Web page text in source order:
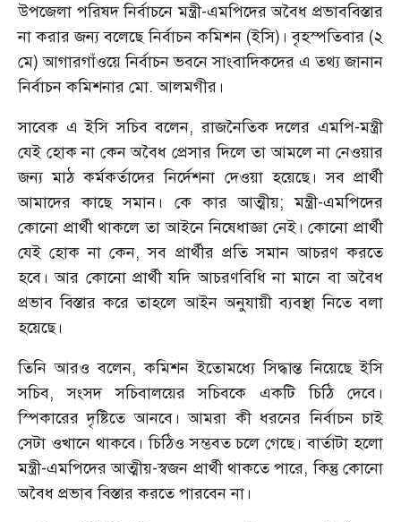
উপজেলা পরিষদ নির্বাচনে মন্ত্রী-এমপিদের অবৈধ প্রভাববিস্তার
না করার জন্য বলেছে নির্বাচন কমিশন (ইসি)। বৃহস্পতিবার (২
মে) আগারগাঁওয়ে নির্বাচন ভবনে সাংবাদিকদের এ তথ্য জানান
নির্বাচন কমিশনার মো. আলমগীর।
সাবেক এ ইসি সচিব বলেন, রাজনৈতিক দলের এমপি-মন্ত্রী
যেই হোক না কেন অবৈধ প্রেসার দিলে তা আমলে না নেওয়ার
জন্য মাঠ কর্মকর্তাদের নির্দেশনা দেওয়া হয়েছে। সব প্রার্থী
আমাদের কাছে সমান। কে কার আত্মীয়; মন্ত্রী-এমপিদের
কোনো প্রার্থী থাকলে তা আইনে নিষেধাজ্ঞা নেই। কোনো প্রার্থী
যেই হোক না কেন, সব প্রার্থীর প্রতি সমান আচরণ করতে
হবে। আর কোনো প্রার্থী যদি আচরণবিধি না মানে বা অবৈধ
প্রভাব বিস্তার করে তাহলে আইন অনুযায়ী ব্যবস্থা নিতে বলা
হয়েছে।
তিনি আরও বলেন, কমিশন ইতোমধ্যে সিদ্ধান্ত নিয়েছে ইসি
সচিব, সংসদ সচিবালয়ের সচিবকে একটি চিঠি দেবে।
স্পিকারের দৃষ্টিতে আনবে। আমরা কী ধরনের নির্বাচন চাই
সেটা ওখানে থাকবে। চিঠিও সম্ভবত চলে গেছে। বার্তাটা হলো
মন্ত্রী-এমপিদের আত্মীয়-স্বজন প্রার্থী থাকতে পারে, কিন্তু কোনো
অবৈধ প্রভাব বিস্তার করতে পারবেন না।